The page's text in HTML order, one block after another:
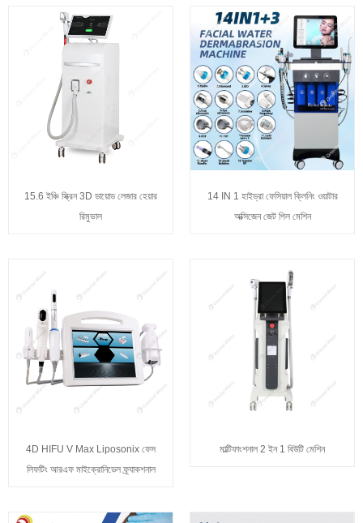
15.6 ইঞ্চি স্ক্রিন 3D ডায়োড লেজার হেয়ার
রিমুভাল
14 IN 1 হাইড্রা ফেসিয়াল ক্লিনিং ওয়াটার
অক্সিজেন জেট পিল মেশিন
4D HIFU V Max Liposonix ফেস
লিফটিং আরএফ মাইক্রোনিডেল ফ্র্যাকশনাল
মাল্টিফাংশনাল 2 ইন 1 বিউটি মেশিন